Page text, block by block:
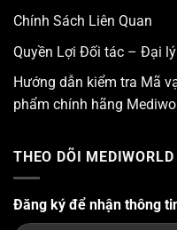
Chính Sách Liên Quan
Quyền Lợi Đối tác – Đại lý
Hướng dẫn kiểm tra Mã
phẩm chính hãng
THEO DÕI MEDIWORLD
Đăng ký để nhận thông